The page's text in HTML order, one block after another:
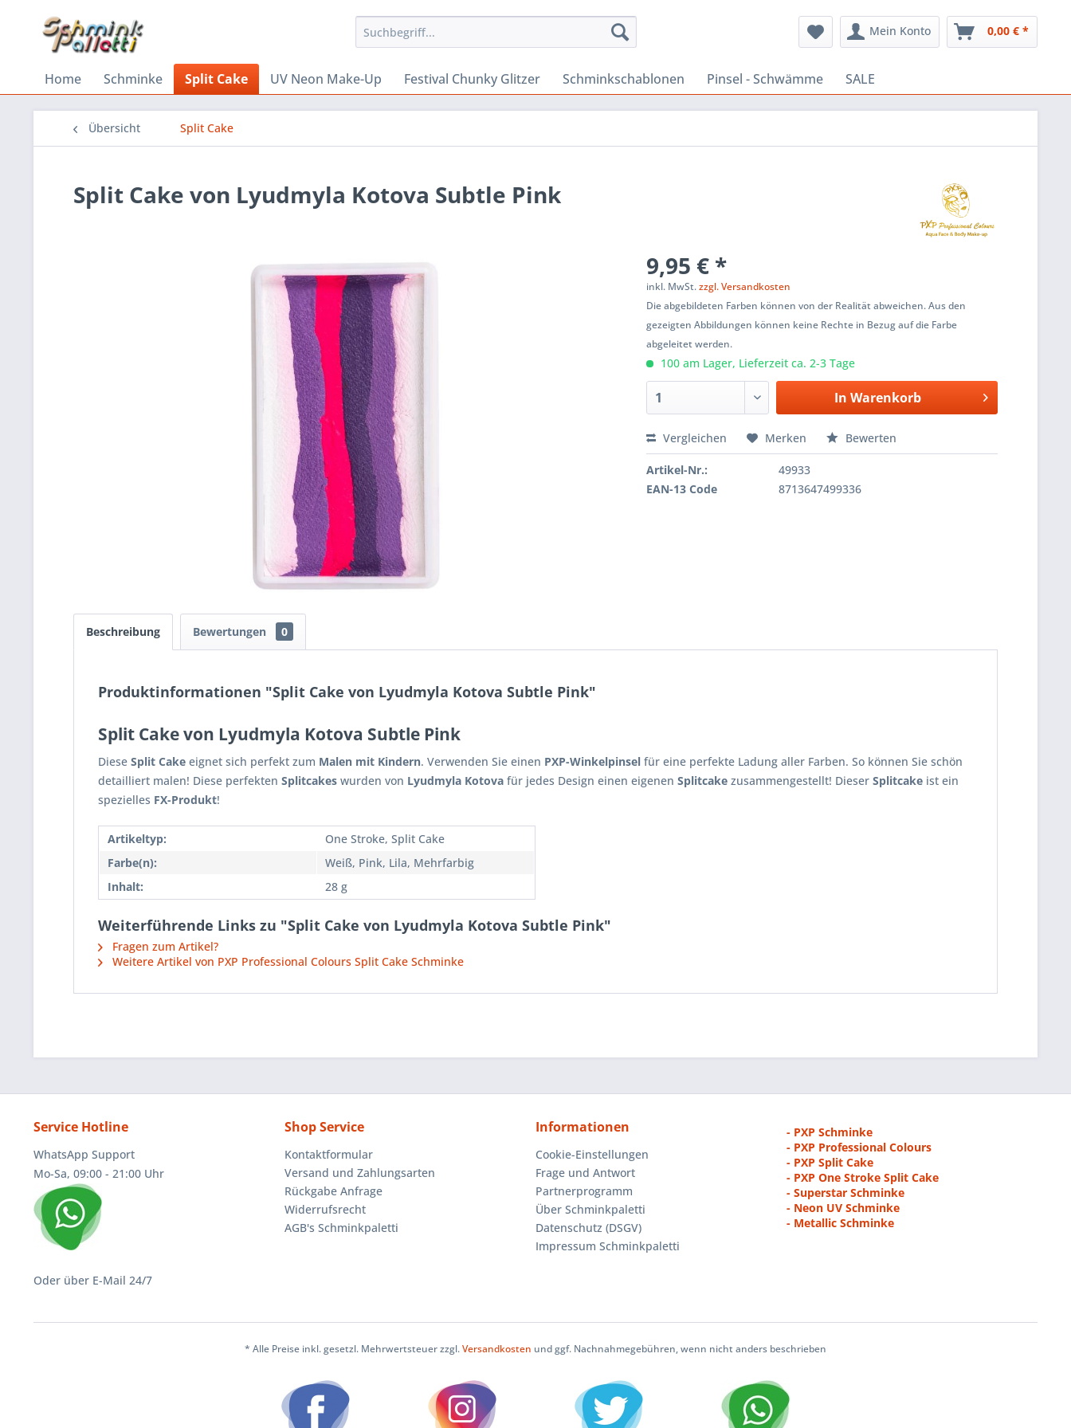
Mein Konto 0,00 € *
Home Schminke Split Cake UV Neon Make-Up Festival Chunky Glitzer Schminkschablonen Pinsel - Schwämme SALE
Übersicht Split Cake
Split Cake von Lyudmyla Kotova Subtle Pink
9,95 € *
inkl. MwSt.zzgl. Versandkosten
Die abgebildeten Farben können von der Realität abweichen. Aus den
gezeigten Abbildungen können keine Rechte in Bezug auf die Farbe
abgeleitet werden.
100 am Lager, Lieferzeit ca. 2-3 Tage
In Warenkorb
Vergleichen Merken Bewerten
Artikel-Nr.:
49933
EAN-13 Code
8713647499336
Beschreibung Bewertungen 0
Produktinformationen "Split Cake von Lyudmyla Kotova Subtle Pink"
Split Cake von Lyudmyla Kotova Subtle Pink
Diese Split Cake eignet sich perfekt zum Malen mit Kindern. Verwenden Sie einen PXP-Winkelpinsel für eine perfekte Ladung aller Farben. So können Sie schön
detailliert malen! Diese perfekten Splitcakes wurden von Lyudmyla Kotova für jedes Design einen eigenen Splitcake zusammengestellt! Dieser Splitcake ist ein
spezielles FX-Produkt!
Artikeltyp:
One Stroke, Split Cake
Farbe(n):
Weiß, Pink, Lila, Mehrfarbig
Inhalt:
28 g
Weiterführende Links zu "Split Cake von Lyudmyla Kotova Subtle Pink"
Fragen zum Artikel?
Weitere Artikel von PXP Professional Colours Split Cake Schminke
Service Hotline
WhatsApp Support
Mo-Sa, 09:00 - 21:00 Uhr
Oder über E-Mail 24/7
Shop Service
Kontaktformular
Versand und Zahlungsarten
Rückgabe Anfrage
Widerrufsrecht
AGB's Schminkpaletti
Informationen
Cookie-Einstellungen
Frage und Antwort
Partnerprogramm
Über Schminkpaletti
Datenschutz (DSGV)
Impressum Schminkpaletti
- PXP Schminke
- PXP Professional Colours
- PXP Split Cake
- PXP One Stroke Split Cake
- Superstar Schminke
- Neon UV Schminke
- Metallic Schminke
* Alle Preise inkl. gesetzl. Mehrwertsteuer zzgl.Versandkosten und ggf. Nachnahmegebühren, wenn nicht anders beschrieben